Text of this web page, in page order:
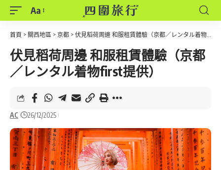
Font
Resizer
Aa
首頁 > 關西地區 > 京都 > 伏見稻荷周邊 和服租賃體驗（京都／レンタル着物first提供）
伏見稻荷周邊 和服租賃體驗（京都
／レンタル着物first提供）
AC 26/12/2025